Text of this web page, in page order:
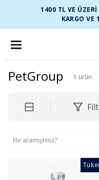
1400 TL VE
KARGO VE
PetGroup 1 ürün